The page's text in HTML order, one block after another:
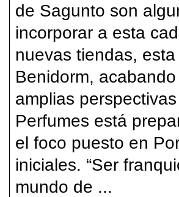
de Sagunto son
incorporar a esta
nuevas tiendas,
Benidorm,
amplias
Perfumes está
el foco puesto en
iniciales. “Ser
mundo de ...